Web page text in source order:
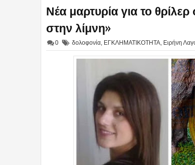
Νέα μαρτυρία για το
στην λίμνη»
0 δολοφονία ΕΓΚΛΗΜΑΤΙΚΟΤΗΤΑ Ειρήνη